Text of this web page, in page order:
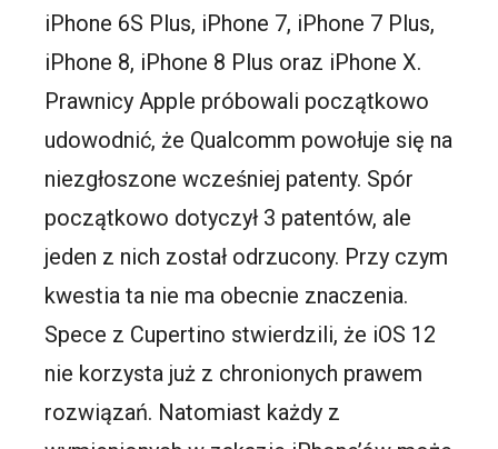
iPhone 6S Plus, iPhone 7, iPhone 7 Plus,
iPhone 8, iPhone 8 Plus oraz iPhone X.
Prawnicy Apple próbowali początkowo
udowodnić, że Qualcomm powołuje się na
niezgłoszone wcześniej patenty. Spór
początkowo dotyczył 3 patentów, ale
jeden z nich został odrzucony. Przy czym
kwestia ta nie ma obecnie znaczenia.
Spece z Cupertino stwierdzili, że iOS 12
nie korzysta już z chronionych prawem
rozwiązań. Natomiast każdy z